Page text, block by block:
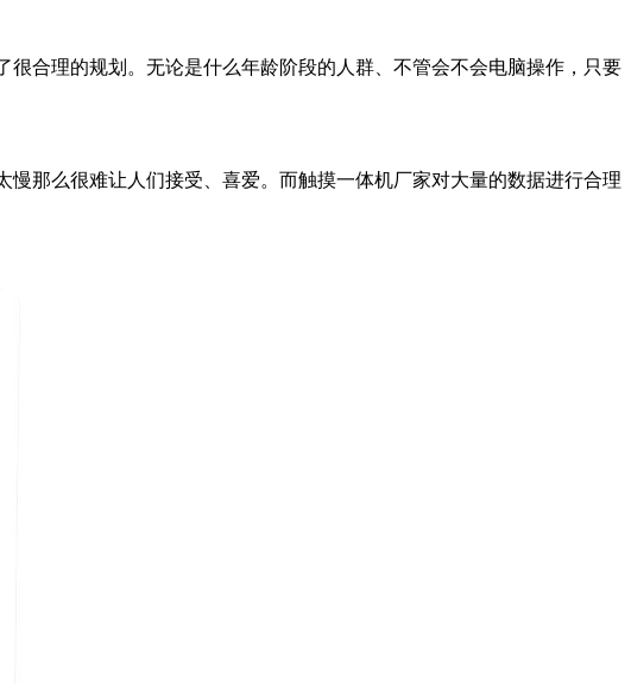
合理的规划。无论是什么年龄阶段的人群、不管会不会电脑操作，只要
那么很难让人们接受、喜爱。而触摸一体机厂家对大量的数据进行合理